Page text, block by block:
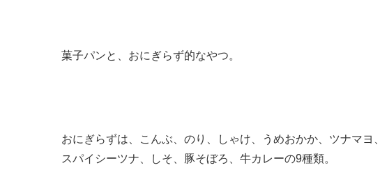
菓子パンと、おにぎらず的なやつ。
おにぎらずは、こんぶ、のり、しゃけ、うめおかか、ツナマヨ、
スパイシーツナ、しそ、豚そぼろ、牛カレーの9種類。